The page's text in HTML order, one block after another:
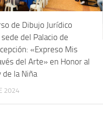
de Dibujo Jurídico
del Palacio de
«Expreso Mis
del Arte» en Honor al
de la Niña
2024